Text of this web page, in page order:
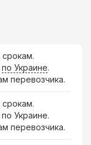
срокам.
по Украине.
перевозчика.
срокам.
Украине.
перевозчика.